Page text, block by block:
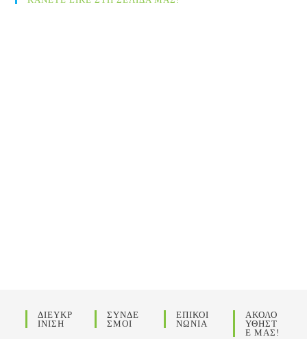
ΔΙΕΥΚΡ
ΙΝΙΣΗ
ΣΥΝΔΕ
ΣΜΟΙ
ΕΠΙΚΟΙ
ΝΩΝΙΑ
ΑΚΟΛΟ
ΥΘΗΣΤ
Ε ΜΑΣ!